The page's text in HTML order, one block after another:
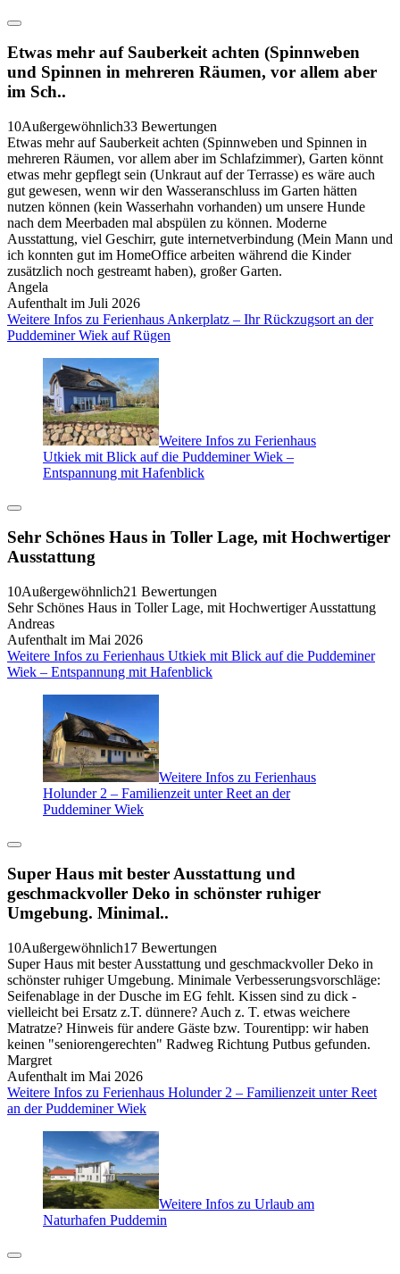
Etwas mehr auf Sauberkeit achten (Spinnweben
und Spinnen in mehreren Räumen, vor allem aber
im Sch..
10Außergewöhnlich33 Bewertungen
Etwas mehr auf Sauberkeit achten (Spinnweben und Spinnen in
mehreren Räumen, vor allem aber im Schlafzimmer), Garten könnt
etwas mehr gepflegt sein (Unkraut auf der Terrasse) es wäre auch
gut gewesen, wenn wir den Wasseranschluss im Garten hätten
nutzen können (kein Wasserhahn vorhanden) um unsere Hunde
nach dem Meerbaden mal abspülen zu können. Moderne
Ausstattung, viel Geschirr, gute internetverbindung (Mein Mann und
ich konnten gut im HomeOffice arbeiten während die Kinder
zusätzlich noch gestreamt haben), großer Garten.
Angela
Aufenthalt im Juli 2026
Weitere Infos zu Ferienhaus Ankerplatz – Ihr Rückzugsort an der
Puddeminer Wiek auf Rügen
Weitere Infos zu Ferienhaus
Utkiek mit Blick auf die Puddeminer Wiek –
Entspannung mit Hafenblick
Sehr Schönes Haus in Toller Lage, mit Hochwertiger
Ausstattung
10Außergewöhnlich21 Bewertungen
Sehr Schönes Haus in Toller Lage, mit Hochwertiger Ausstattung
Andreas
Aufenthalt im Mai 2026
Weitere Infos zu Ferienhaus Utkiek mit Blick auf die Puddeminer
Wiek – Entspannung mit Hafenblick
Weitere Infos zu Ferienhaus
Holunder 2 – Familienzeit unter Reet an der
Puddeminer Wiek
Super Haus mit bester Ausstattung und
geschmackvoller Deko in schönster ruhiger
Umgebung. Minimal..
10Außergewöhnlich17 Bewertungen
Super Haus mit bester Ausstattung und geschmackvoller Deko in
schönster ruhiger Umgebung. Minimale Verbesserungsvorschläge:
Seifenablage in der Dusche im EG fehlt. Kissen sind zu dick -
vielleicht bei Ersatz z.T. dünnere? Auch z. T. etwas weichere
Matratze? Hinweis für andere Gäste bzw. Tourentipp: wir haben
keinen "seniorengerechten" Radweg Richtung Putbus gefunden.
Margret
Aufenthalt im Mai 2026
Weitere Infos zu Ferienhaus Holunder 2 – Familienzeit unter Reet
an der Puddeminer Wiek
Weitere Infos zu Urlaub am
Naturhafen Puddemin